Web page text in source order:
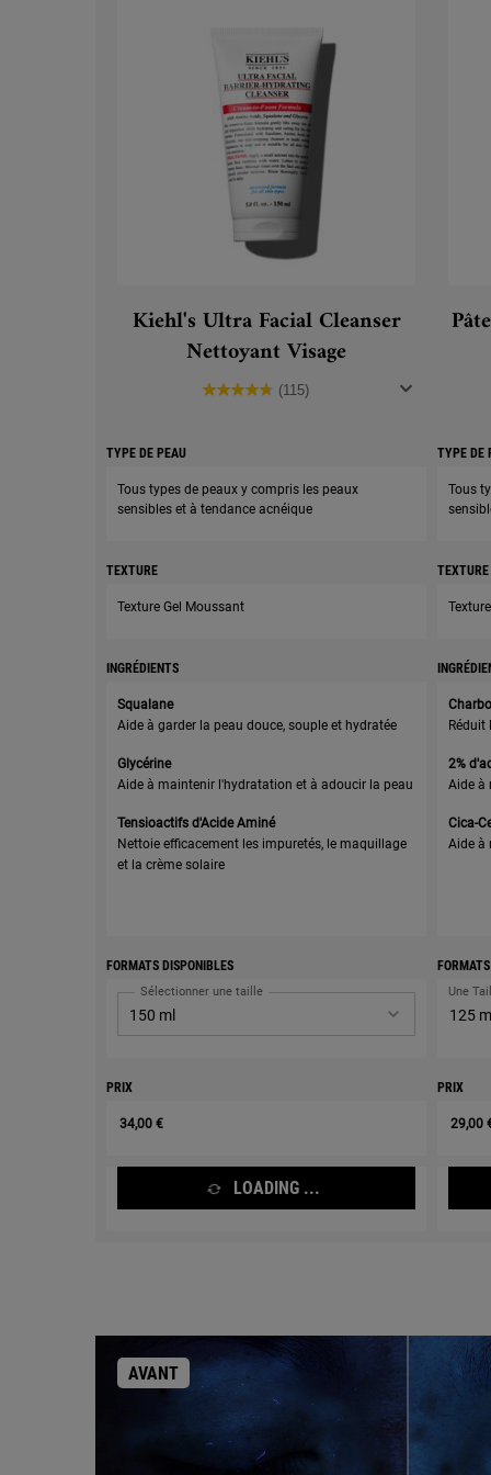
Kiehl's Ultra Facial Cleanser
Nettoyant Visage
(115)
TYPE DE PEAU
Tous types de peaux y compris les peaux
sensibles et à tendance acnéique
TYPE DE
Tous
TEXTURE
Texture Gel Moussant
TEXTURE
INGRÉDIENTS
Squalane
Aide à garder la peau douce, souple et hydratée
Glycérine
Aide à maintenir l'hydratation et à adoucir la peau
Tensioactifs d'Acide Aminé
Nettoie efficacement les impuretés, le maquillage
et la crème solaire
Réduit
2%
Aide à
Cica-
Aide à
FORMATS DISPONIBLES
Sélectionner une taille Une
125
PRIX
34,00 €
PRIX
29,00
LOADING ...
AVANT